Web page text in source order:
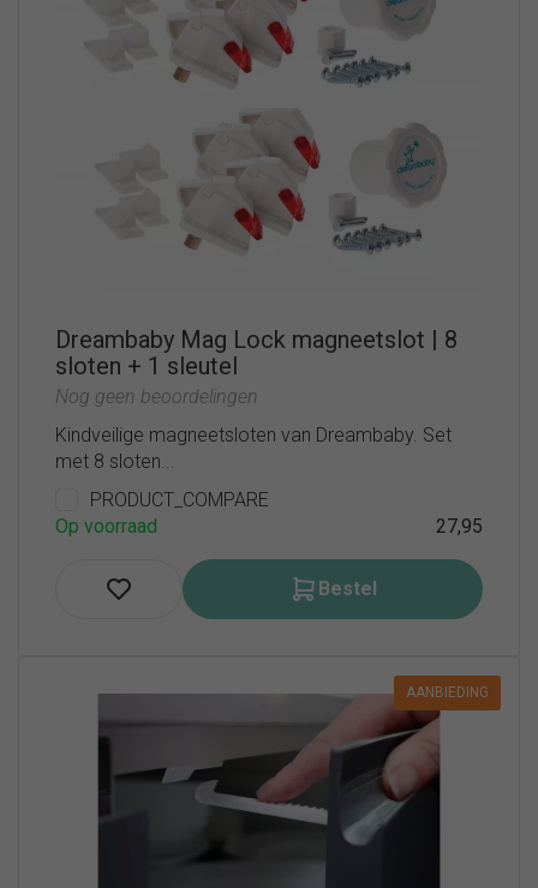
Dreambaby Mag Lock magneetslot | 8
sloten + 1 sleutel
Nog geen beoordelingen
Kindveilige magneetsloten van Dreambaby. Set
met 8 sloten...
PRODUCT_COMPARE
Op voorraad
27,95
Bestel
AANBIEDING